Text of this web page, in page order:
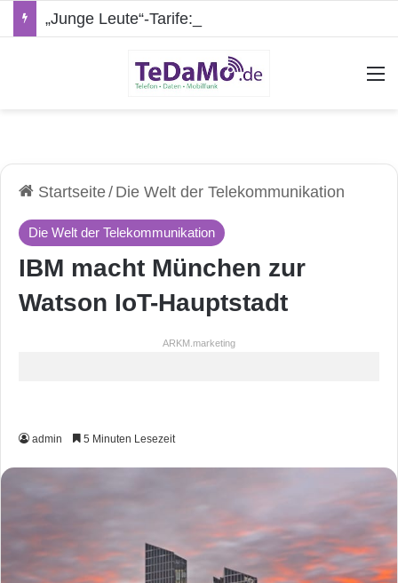
Startseite/ Die Welt der Telekommunikation
Die Welt der Telekommunikation
IBM macht München zur
Watson IoT-Hauptstadt
ARKM.marketing
admin 5 Minuten Lesezeit